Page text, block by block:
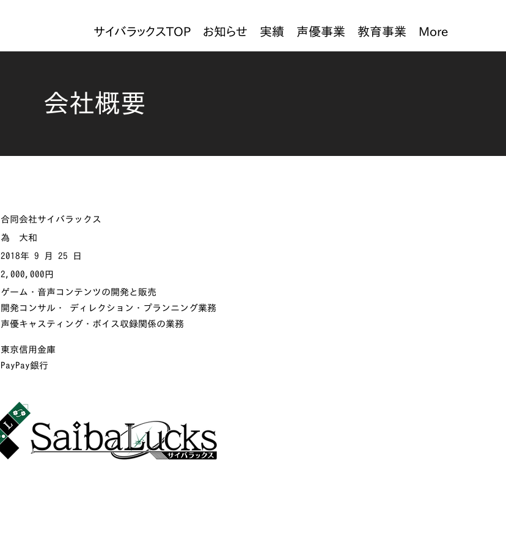
サイバラックスTOP お知らせ 実績 声優事業 教育事業 More
会社概要
合同会社サイバラックス
為 大和
2018年 9 月 25 日
2,000,000円
ゲーム・音声コンテンツの開発と販売
開発コンサル・ ディレクション・プランニング業務
声優キャスティング・ボイス収録関係の業務
東京信用金庫
PayPay銀行